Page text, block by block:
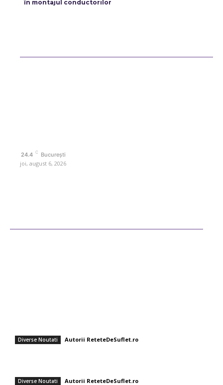
în montajul conductorilor
24.4 C București
joi, august 6, 2026
Diverse Noutati
Autorii ReteteDeSuflet.ro
Diverse Noutati
Autorii ReteteDeSuflet.ro